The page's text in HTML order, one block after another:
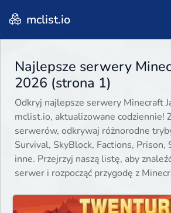
mclist.io
Najlepsze serwery
2026 (strona 1)
Odkryj najlepsze serwery Minecraft
mclist.io, aktualizowane codziennie!
serwerów, odkrywaj różnorodne
Survival, SkyBlock, Factions, Prison,
inne. Przejrzyj naszą listę, aby
serwer i rozpocząć przygodę z